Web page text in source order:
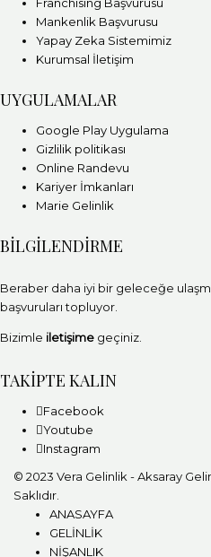
Mankenlik Başvurusu
Yapay Zeka Sistemimiz
Kurumsal İletişim
UYGULAMALAR
Google Play Uygulama
Gizlilik politikası
Online Randevu
Kariyer İmkanları
Marie Gelinlik
BİLGİLENDİRME
Beraber daha iyi bir geleceğe
başvuruları topluyor.
Bizimle iletişime geçiniz.
TAKİPTE KALIN
Facebook
Youtube
Instagram
© 2023 Vera Gelinlik - Aksaray
Saklıdır.
ANASAYFA
GELİNLİK
NİŞANLIK